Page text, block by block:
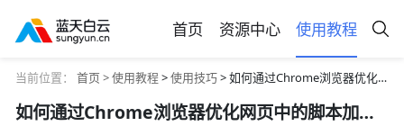
首页 资源中心 使用教程
当前位置： 首页 >使用教程>使用技巧> 如何通过Chrome浏览器优化网页中的脚本加载顺序
如何通过Chrome浏览器优化网页中的脚本加载顺序